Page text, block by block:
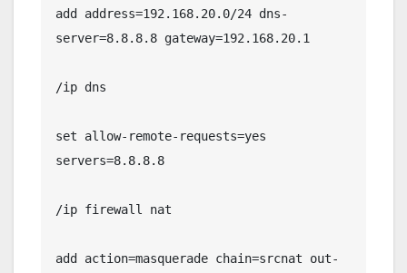
add address=192.168.20.0/24 dns-
server=8.8.8.8 gateway=192.168.20.1
/ip dns
set allow-remote-requests=yes
servers=8.8.8.8
/ip firewall nat
add action=masquerade chain=srcnat out-